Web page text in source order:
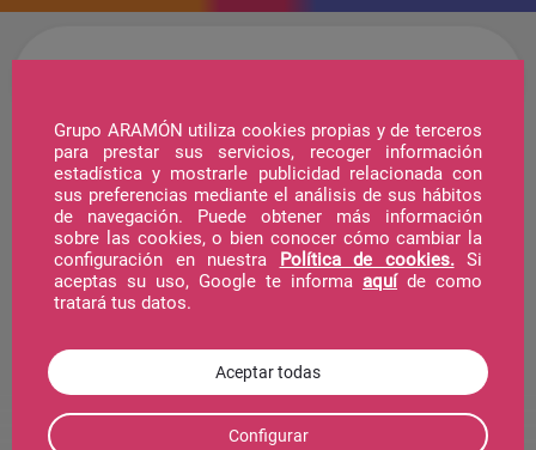
Grupo ARAMÓN utiliza cookies propias y de terceros
para prestar sus servicios, recoger información
estadística y mostrarle publicidad relacionada con
sus preferencias mediante el análisis de sus hábitos
de navegación. Puede obtener más información
sobre las cookies, o bien conocer cómo cambiar la
configuración en nuestra Política de cookies.Si
aceptas su uso, Google te informa aquíde como
tratará tus datos.
Hotel + Forfait
Forfait
La Estación
Tarifas 25-26